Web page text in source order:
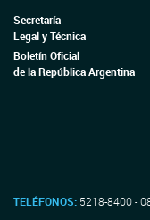
Secretaría
Legal y Técnica
Boletín Oficial
de la República Argentina
TELÉFONOS: 5218-8400 -